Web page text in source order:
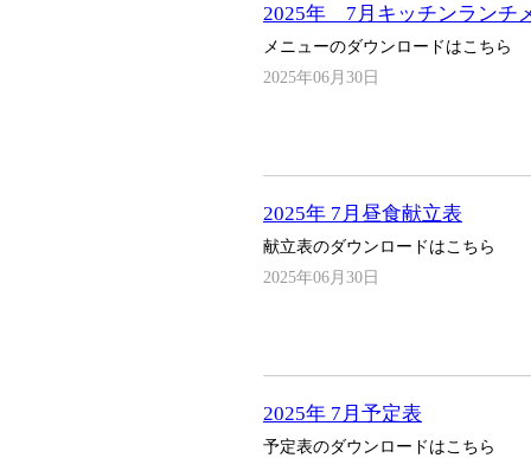
2025年 7月キッチンランチ
メニューのダウンロードはこちら
2025年06月30日
2025年 7月昼食献立表
献立表のダウンロードはこちら
2025年06月30日
2025年 7月予定表
予定表のダウンロードはこちら